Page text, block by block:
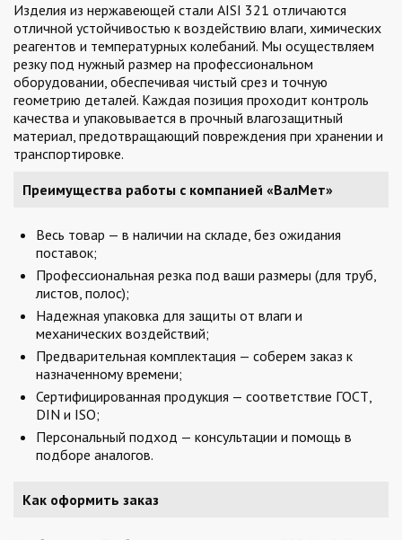
Изделия из нержавеющей стали AISI 321 отличаются
отличной устойчивостью к воздействию влаги, химических
реагентов и температурных колебаний. Мы осуществляем
резку под нужный размер на профессиональном
оборудовании, обеспечивая чистый срез и точную
геометрию деталей. Каждая позиция проходит контроль
качества и упаковывается в прочный влагозащитный
материал, предотвращающий повреждения при хранении и
транспортировке.
Преимущества работы с компанией «ВалМет»
Весь товар — в наличии на складе, без ожидания
поставок;
Профессиональная резка под ваши размеры (для труб,
листов, полос);
Надежная упаковка для защиты от влаги и
механических воздействий;
Предварительная комплектация — соберем заказ к
назначенному времени;
Сертифицированная продукция — соответствие ГОСТ,
DIN и ISO;
Персональный подход — консультации и помощь в
подборе аналогов.
Как оформить заказ